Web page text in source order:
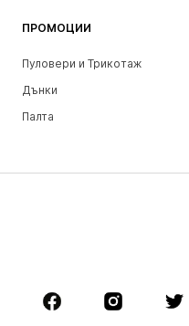
ПРОМОЦИИ
Пуловери и Трикотаж
Дънки
Палта
Поли
Аксесоари